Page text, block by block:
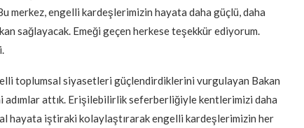
merkez, engelli kardeşlerimizin hayata daha güçlü, daha
sağlayacak. Emeği geçen herkese teşekkür ediyorum.
toplumsal siyasetleri güçlendirdiklerini vurgulayan Bakan
adımlar attık. Erişilebilirlik seferberliğiyle kentlerimizi daha
hayata iştiraki kolaylaştırarak engelli kardeşlerimizin her